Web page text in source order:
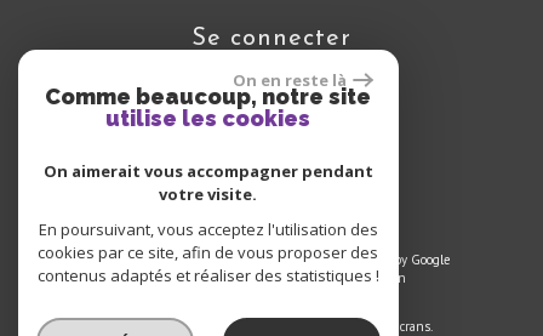
On en reste là
Comme beaucoup, notre site
utilise les cookies
On aimerait vous accompagner pendant
votre visite.
En poursuivant, vous acceptez l'utilisation des
cookies par ce site, afin de vous proposer des
contenus adaptés et réaliser des statistiques !
se connecter
Espace propriétaire
© 2023 | Tous droits réservés | Traduction powered by Google
Plan du site-Mentions légales-Liens-Admin
un seul site adaptable à tous les types d'écrans.